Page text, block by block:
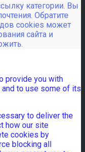
категории. Вы
Обратите
cookies может
сайта и
provide you with
to use some of its
to deliver the
how our site
cookies by
blocking all